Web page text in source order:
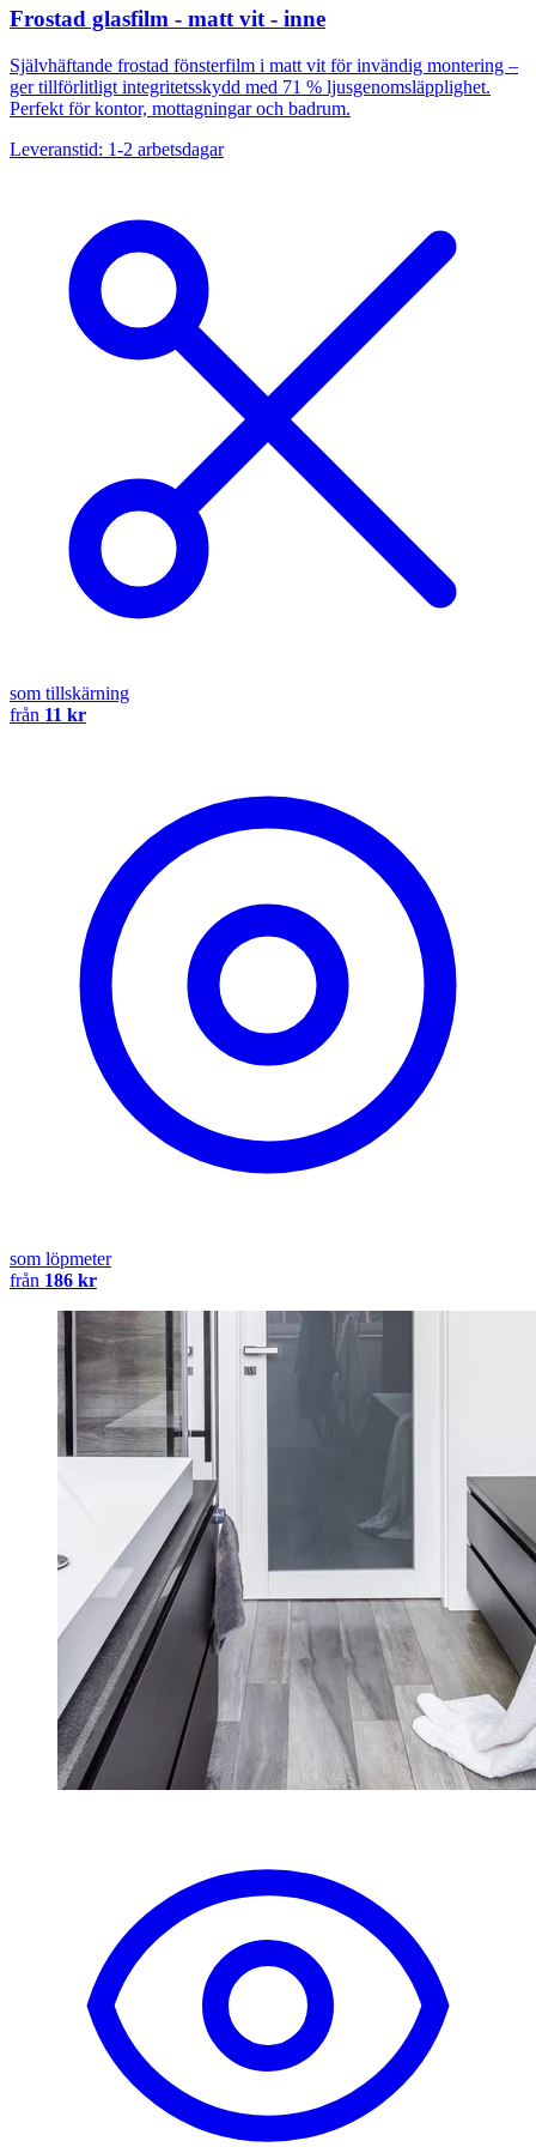
Frostad glasfilm - matt vit - inne
Självhäftande frostad fönsterfilm i matt vit för invändig montering –
ger tillförlitligt integritetsskydd med 71 % ljusgenomsläpplighet.
Perfekt för kontor, mottagningar och badrum.
Leveranstid: 1-2 arbetsdagar
som tillskärning
från 11 kr
som löpmeter
från 186 kr